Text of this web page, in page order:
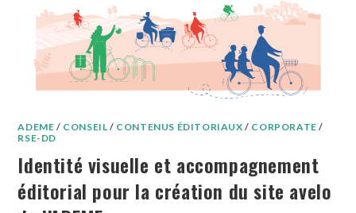
ADEME / CONSEIL / CONTENUS ÉDITORIAUX / CORPORATE /
RSE-DD
Identité visuelle et accompagnement
éditorial pour la création du site avelo